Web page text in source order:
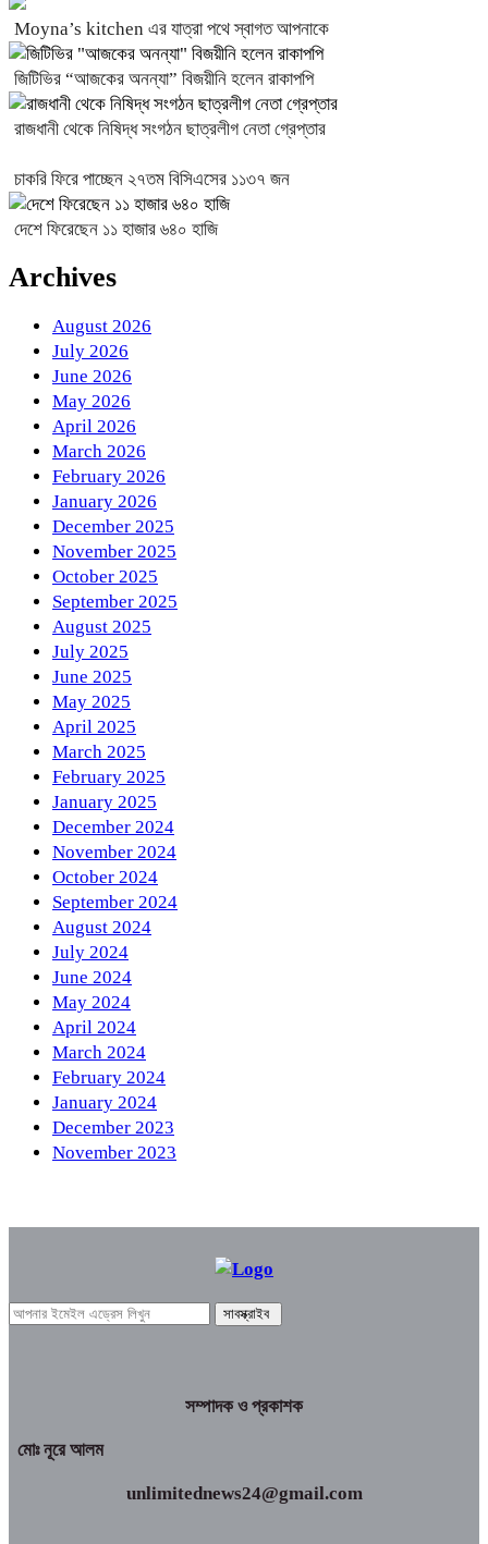
Moyna’s kitchen এর যাত্রা পথে স্বাগত আপনাকে
জিটিভির “আজকের অনন্যা” বিজয়ীনি হলেন রাকাপপি
রাজধানী থেকে নিষিদ্ধ সংগঠন ছাত্রলীগ নেতা গ্রেপ্তার
চাকরি ফিরে পাচ্ছেন ২৭তম বিসিএসের ১১৩৭ জন
দেশে ফিরেছেন ১১ হাজার ৬৪০ হাজি
Archives
August 2026
July 2026
June 2026
May 2026
April 2026
March 2026
February 2026
January 2026
December 2025
November 2025
October 2025
September 2025
August 2025
July 2025
June 2025
May 2025
April 2025
March 2025
February 2025
January 2025
December 2024
November 2024
October 2024
September 2024
August 2024
July 2024
June 2024
May 2024
April 2024
March 2024
February 2024
January 2024
December 2023
November 2023
সম্পাদক ও প্রকাশক
মোঃ নূরে আলম
unlimitednews24@gmail.com